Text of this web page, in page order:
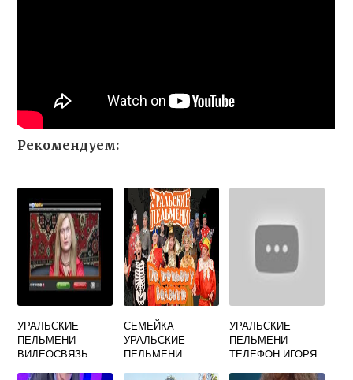
Рекомендуем:
УРАЛЬСКИЕ
ПЕЛЬМЕНИ
ВИДЕОСВЯЗЬ
СЕМЕЙКА
УРАЛЬСКИЕ
ПЕЛЬМЕНИ
УРАЛЬСКИЕ
ПЕЛЬМЕНИ
ТЕЛЕФОН ИГОРЯ